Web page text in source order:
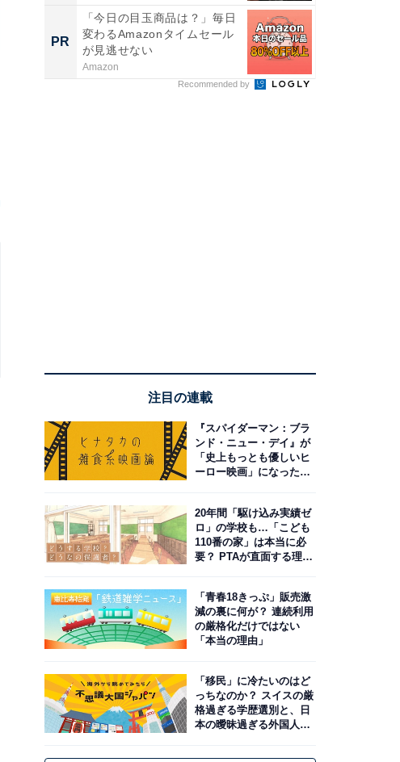
PR
「今日の目玉商品は？」毎日
変わるAmazonタイムセール
が見逃せない
Amazon
Recommended by
注目の連載
『スパイダーマン：ブラ
ンド・ニュー・デイ』が
「史上もっとも優しいヒ
ーロー映画」になった理
20年間「駆け込み実績ゼ
ロ」の学校も…「こども
110番の家」は本当に必
要？ PTAが直面する理想
「青春18きっぷ」販売激
減の裏に何が？ 連続利用
の厳格化だけではない
「本当の理由」
「移民」に冷たいのはど
っちなのか？ スイスの厳
格過ぎる学歴選別と、日
本の曖昧過ぎる外国人政